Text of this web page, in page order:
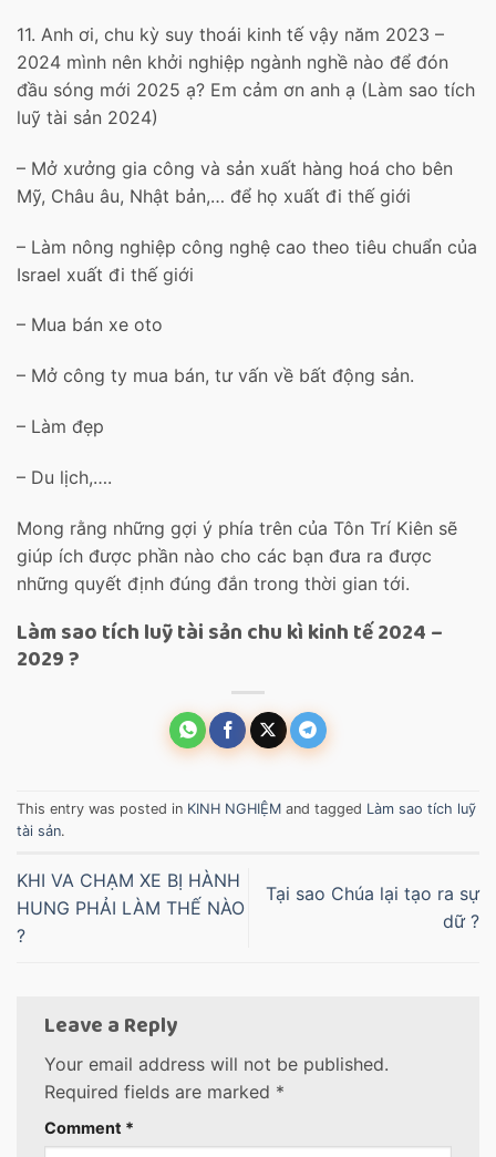
11. Anh ơi, chu kỳ suy thoái kinh tế vậy năm 2023 –
2024 mình nên khởi nghiệp ngành nghề nào để đón
đầu sóng mới 2025 ạ? Em cảm ơn anh ạ (Làm sao tích
luỹ tài sản 2024)
– Mở xưởng gia công và sản xuất hàng hoá cho bên
Mỹ, Châu âu, Nhật bản,… để họ xuất đi thế giới
– Làm nông nghiệp công nghệ cao theo tiêu chuẩn của
Israel xuất đi thế giới
– Mua bán xe oto
– Mở công ty mua bán, tư vấn về bất động sản.
– Làm đẹp
– Du lịch,….
Mong rằng những gợi ý phía trên của Tôn Trí Kiên sẽ
giúp ích được phần nào cho các bạn đưa ra được
những quyết định đúng đắn trong thời gian tới.
Làm sao tích luỹ tài sản chu kì kinh tế 2024 –
2029 ?
This entry was posted in KINH NGHIỆM and tagged Làm sao tích luỹ
tài sản.
KHI VA CHẠM XE BỊ HÀNH
HUNG PHẢI LÀM THẾ NÀO
?
Tại sao Chúa lại tạo ra sự
dữ ?
Leave a Reply
Your email address will not be published.
Required fields are marked *
Comment *